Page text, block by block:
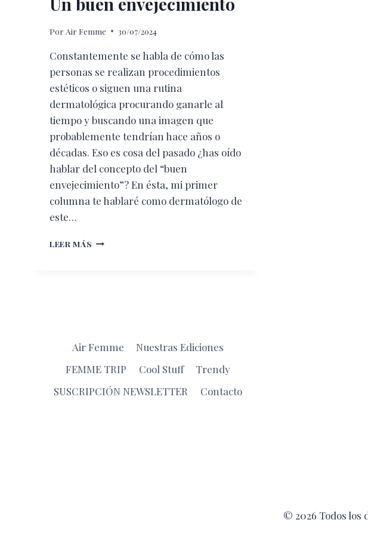
Por Air Femme 30/07/2024
Constantemente se habla de cómo las
personas se realizan procedimientos
estéticos o siguen una rutina
dermatológica procurando ganarle al
tiempo y buscando una imagen que
probablemente tendrían hace años o
décadas. Eso es cosa del pasado ¿has oído
hablar del concepto del “buen
envejecimiento”? En ésta, mi primer
columna te hablaré como dermatólogo de
este…
LEER MÁS UN
Air Femme
Nuestras Ediciones
FEMME TRIP
Cool Stuff
Trendy
SUSCRIPCIÓN NEWSLETTER
Contacto
© 2026 Todos los